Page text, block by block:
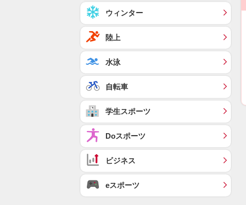
ウィンター
陸上
水泳
自転車
学生スポーツ
Doスポーツ
ビジネス
eスポーツ